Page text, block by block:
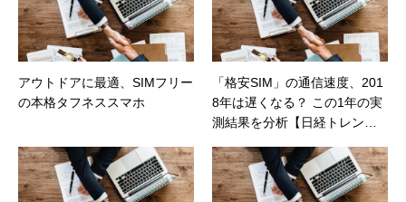
アウトドアに最適、SIMフリー
の本格タフネススマホ
「格安SIM」の通信速度、201
8年は遅くなる？ この1年の実
測結果を分析【日経トレンデ